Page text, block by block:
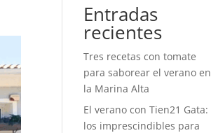
Entradas
recientes
Tres recetas con tomate
para saborear el verano en
la Marina Alta
El verano con Tien21 Gata:
los imprescindibles para